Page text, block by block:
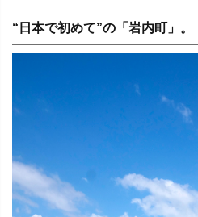
“日本で初めて”の「岩内町」。